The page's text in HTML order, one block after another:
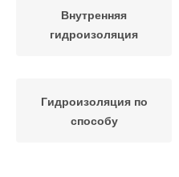
Внутренняя
гидроизоляция
Гидроизоляция по
способу